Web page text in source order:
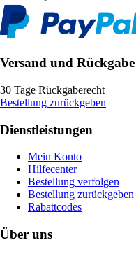
Versand und Rückgabe
30 Tage Rückgaberecht
Bestellung zurückgeben
Dienstleistungen
Mein Konto
Hilfecenter
Bestellung verfolgen
Bestellung zurückgeben
Rabattcodes
Über uns